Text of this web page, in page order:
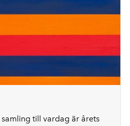
till vardag är årets